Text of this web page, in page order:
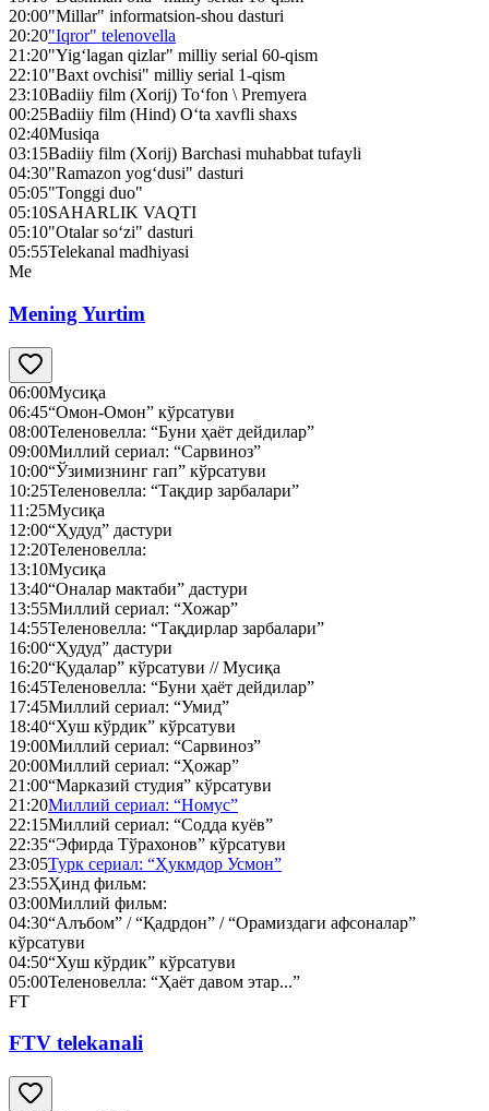
20:00"Millar" informatsion-shou dasturi
20:20"Iqror" telenovella
21:20"Yig‘lagan qizlar" milliy serial 60-qism
22:10"Baxt ovchisi" milliy serial 1-qism
23:10Badiiy film (Xorij) To‘fon \ Premyera
00:25Badiiy film (Hind) O‘ta xavfli shaxs
02:40Musiqa
03:15Badiiy film (Xorij) Barchasi muhabbat tufayli
04:30"Ramazon yog‘dusi" dasturi
05:05"Tonggi duo"
05:10SAHARLIK VAQTI
05:10"Otalar so‘zi" dasturi
05:55Telekanal madhiyasi
Me
Mening Yurtim
06:00Мусиқа
06:45“Омон-Омон” кўрсатуви
08:00Теленовелла: “Буни ҳаёт дейдилар”
09:00Миллий сериал: “Сарвиноз”
10:00“Ўзимизнинг гап” кўрсатуви
10:25Теленовелла: “Тақдир зарбалари”
11:25Мусиқа
12:00“Ҳудуд” дастури
12:20Теленовелла:
13:10Мусиқа
13:40“Оналар мактаби” дастури
13:55Миллий сериал: “Хожар”
14:55Теленовелла: “Тақдирлар зарбалари”
16:00“Ҳудуд” дастури
16:20“Қудалар” кўрсатуви // Мусиқа
16:45Теленовелла: “Буни ҳаёт дейдилар”
17:45Миллий сериал: “Умид”
18:40“Хуш кўрдик” кўрсатуви
19:00Миллий сериал: “Сарвиноз”
20:00Миллий сериал: “Ҳожар”
21:00“Марказий студия” кўрсатуви
21:20Миллий сериал: “Номус”
22:15Миллий сериал: “Содда куёв”
22:35“Эфирда Тўрахонов” кўрсатуви
23:05Турк сериал: “Ҳукмдор Усмон”
23:55Ҳинд фильм:
03:00Миллий фильм:
04:30“Алъбом” / “Қадрдон” / “Орамиздаги афсоналар”
кўрсатуви
04:50“Хуш кўрдик” кўрсатуви
05:00Теленовелла: “Ҳаёт давом этар...”
FT
FTV telekanali